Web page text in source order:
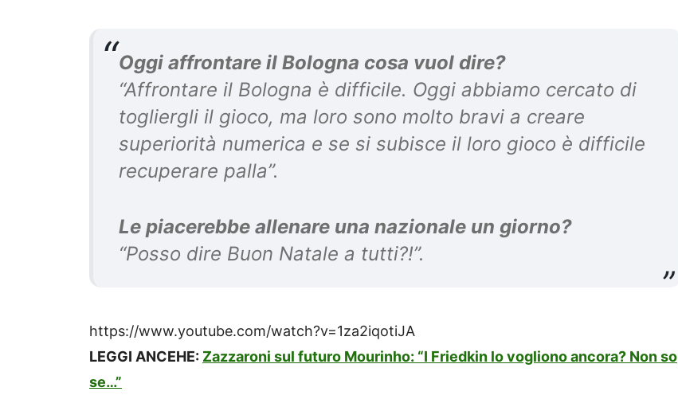
Oggi affrontare il Bologna cosa vuol dire?
“Affrontare il Bologna è difficile. Oggi abbiamo cercato di
togliergli il gioco, ma loro sono molto bravi a creare
superiorità numerica e se si subisce il loro gioco è difficile
recuperare palla”.
Le piacerebbe allenare una nazionale un giorno?
“Posso dire Buon Natale a tutti?!”.
https://www.youtube.com/watch?v=1za2iqotiJA
LEGGI ANCEHE: Zazzaroni sul futuro Mourinho: “I Friedkin lo vogliono ancora? Non so
se…”